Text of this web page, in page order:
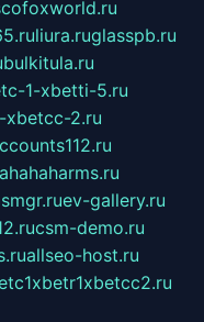
liura.ruglasspb.ru
bulkitula.ru
1-xbetti-5.ru
xbetcc-2.ru
ev-gallery.ru
csm-demo.ru
allseo-host.ru